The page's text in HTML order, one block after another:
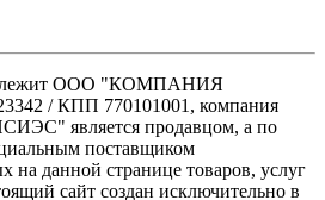
ООО "КОМПАНИЯ
/ КПП 770101001, компания
является продавцом, а по
поставщиком
на данной странице товаров, услуг
сайт создан исключительно в